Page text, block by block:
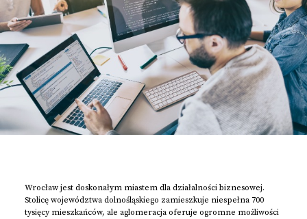
Wrocław jest doskonałym miastem dla działalności biznesowej.
Stolicę województwa dolnośląskiego zamieszkuje niespełna 700
tysięcy mieszkańców, ale aglomeracja oferuje ogromne możliwości